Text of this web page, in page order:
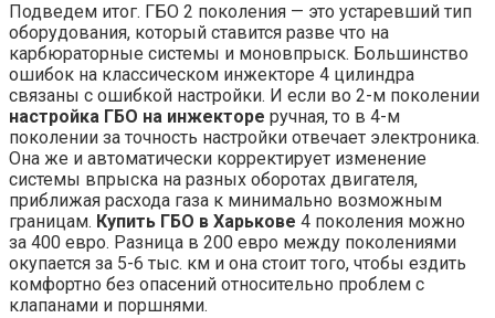
Подведем итог. ГБО 2 поколения — это устаревший тип
оборудования, который ставится разве что на
карбюраторные системы и моновпрыск. Большинство
ошибок на классическом инжекторе 4 цилиндра
связаны с ошибкой настройки. И если во 2-м поколении
настройка ГБО на инжекторе ручная, то в 4-м
поколении за точность настройки отвечает электроника.
Она же и автоматически корректирует изменение
системы впрыска на разных оборотах двигателя,
приближая расхода газа к минимально возможным
границам. Купить ГБО в Харькове 4 поколения можно
за 400 евро. Разница в 200 евро между поколениями
окупается за 5-6 тыс. км и она стоит того, чтобы ездить
комфортно без опасений относительно проблем с
клапанами и поршнями.